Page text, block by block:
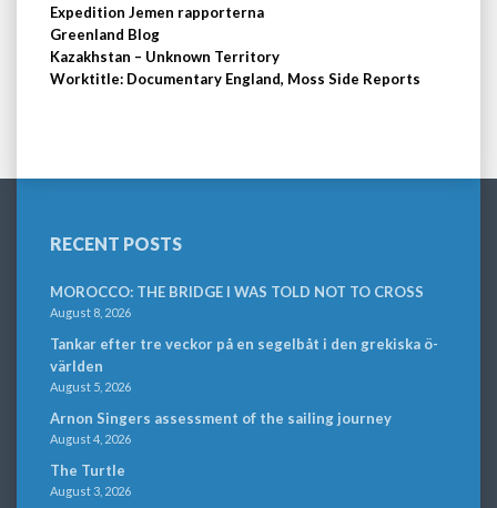
Expedition Jemen rapporterna
Greenland Blog
Kazakhstan – Unknown Territory
Worktitle: Documentary England, Moss Side Reports
RECENT POSTS
MOROCCO: THE BRIDGE I WAS TOLD NOT TO CROSS
August 8, 2026
Tankar efter tre veckor på en segelbåt i den grekiska ö-
världen
August 5, 2026
Arnon Singers assessment of the sailing journey
August 4, 2026
The Turtle
August 3, 2026